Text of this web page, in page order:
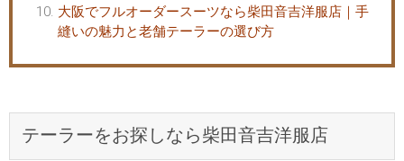
大阪でフルオーダースーツなら柴田音吉洋服店｜手
縫いの魅力と老舗テーラーの選び方
テーラーをお探しなら柴田音吉洋服店